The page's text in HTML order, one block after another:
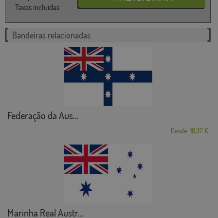
Taxas incluídas
Bandeiras relacionadas
Federação da Aus...
Desde: 18,37 €
Marinha Real Austr...